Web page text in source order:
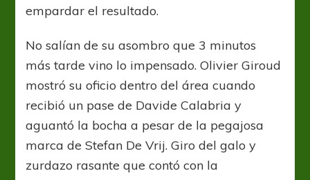
empardar el resultado.
No salían de su asombro que 3 minutos
más tarde vino lo impensado. Olivier Giroud
mostró su oficio dentro del área cuando
recibió un pase de Davide Calabria y
aguantó la bocha a pesar de la pegajosa
marca de Stefan De Vrij. Giro del galo y
zurdazo rasante que contó con la